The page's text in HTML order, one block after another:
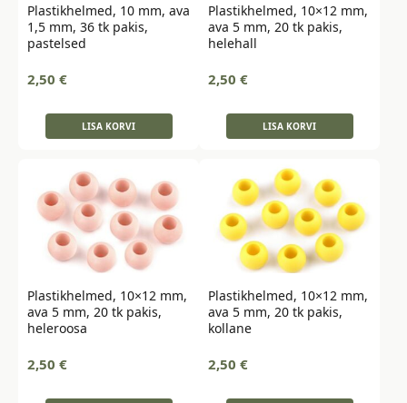
Plastikhelmed, 10 mm, ava
1,5 mm, 36 tk pakis,
pastelsed
2,50 €
LISA KORVI
Plastikhelmed, 10×12 mm,
ava 5 mm, 20 tk pakis,
helehall
2,50 €
LISA KORVI
Plastikhelmed, 10×12 mm,
ava 5 mm, 20 tk pakis,
heleroosa
2,50 €
Plastikhelmed, 10×12 mm,
ava 5 mm, 20 tk pakis,
kollane
2,50 €